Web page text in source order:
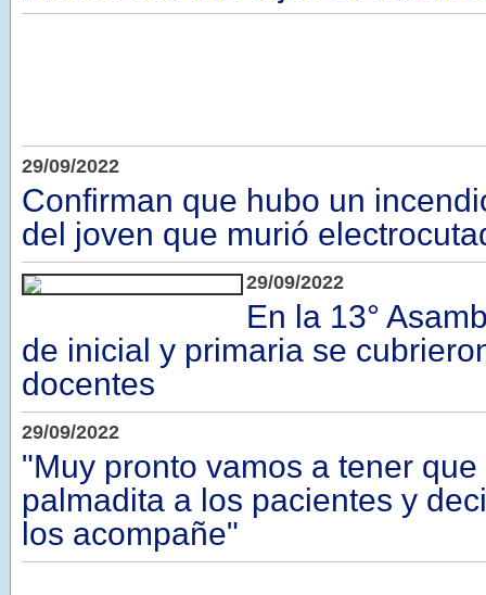
29/09/2022
Confirman que hubo un
del joven que murió
29/09/2022
En la 13°
de inicial y primaria se
docentes
29/09/2022
"Muy pronto vamos a tener
palmadita a los pacientes y
los acompañe"